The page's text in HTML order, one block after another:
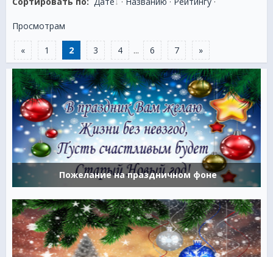
Просмотрам
« 1 2 3 4 ... 6 7 »
Пожелание на праздничном фоне